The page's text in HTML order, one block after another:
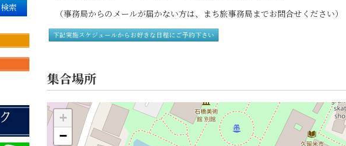
（事務局からのメールが届かない方は、まち旅事務局までお問合せください）
下記実施スケジュールからお好きな日程にご予約下さい
集合場所
+
−